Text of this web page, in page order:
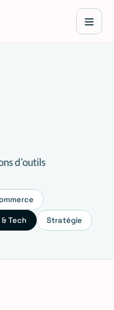
d'outils
Tech Stratégie